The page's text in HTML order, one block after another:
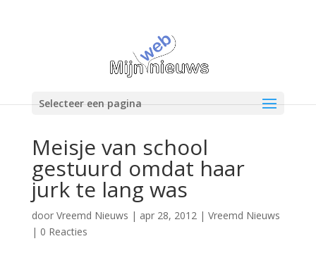
Selecteer een pagina
Meisje van school
gestuurd omdat haar
jurk te lang was
door Vreemd Nieuws | apr 28, 2012| Vreemd Nieuws
| 0 Reacties